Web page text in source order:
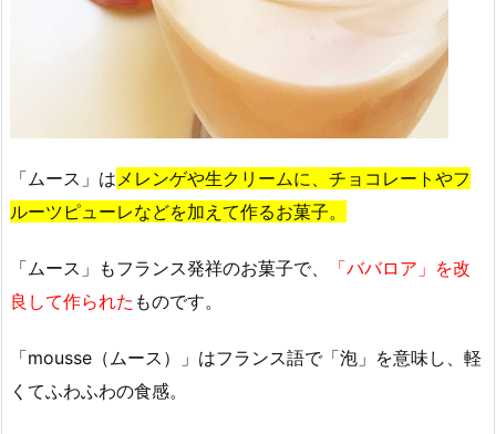
「ムース」はメレンゲや生クリームに、チョコレートやフ
ルーツピューレなどを加えて作るお菓子。
「ムース」もフランス発祥のお菓子で、
「ババロア」を改
良して作られた ものです。
「mousse（ムース）」はフランス語で「泡」を意味し、軽
くてふわふわの食感。